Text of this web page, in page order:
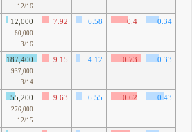
12/16
12,000
60,000
3/16
7.92 6.58 0.4 0.34
187,400
937,000
3/14
9.15 4.12 0.73 0.33
55,200
276,000
12/15
9.63 6.55 0.62 0.43